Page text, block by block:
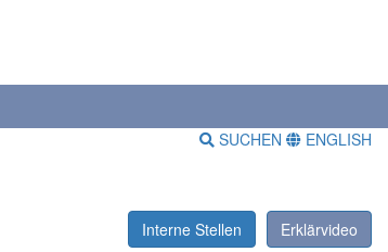
SUCHEN ENGLISH
Erklärvideo
Interne Stellen